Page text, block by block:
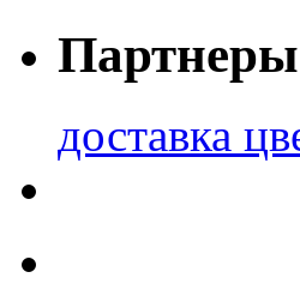
Партнеры
доставка